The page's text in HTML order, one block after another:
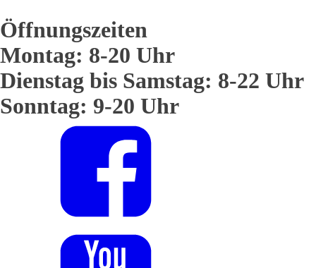
Öffnungszeiten
Montag: 8-20 Uhr
Dienstag bis Samstag: 8-22 Uhr
Sonntag: 9-20 Uhr